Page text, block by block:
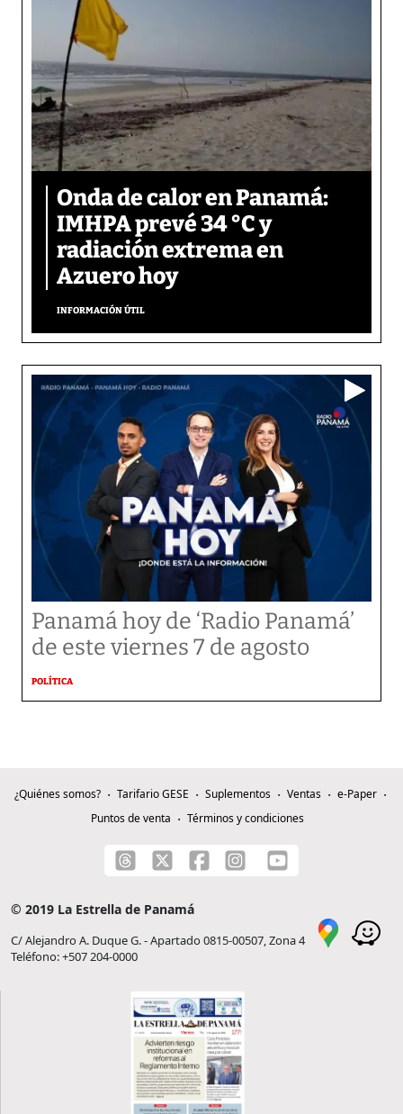
Onda de calor en Panamá:
IMHPA prevé 34 °C y
radiación extrema en
Azuero hoy
INFORMACIÓN ÚTIL
Panamá hoy de ‘Radio Panamá’
de este viernes 7 de agosto
POLÍTICA
¿Quiénes somos? Tarifario GESE Suplementos Ventas
e-Paper
Puntos de venta
Términos y condiciones
© 2019 La Estrella de Panamá
C/ Alejandro A. Duque G. - Apartado 0815-00507, Zona 4
Teléfono: +507 204-0000